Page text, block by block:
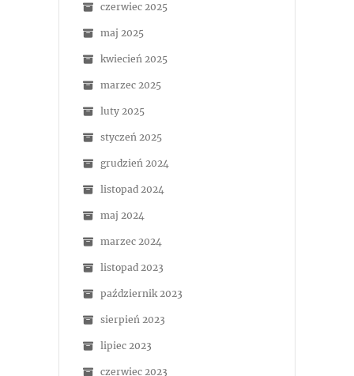
czerwiec 2025
maj 2025
kwiecień 2025
marzec 2025
luty 2025
styczeń 2025
grudzień 2024
listopad 2024
maj 2024
marzec 2024
listopad 2023
październik 2023
sierpień 2023
lipiec 2023
czerwiec 2023